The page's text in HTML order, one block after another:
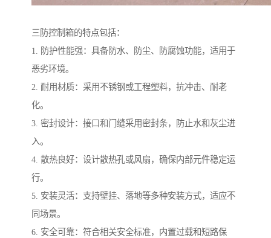
三防控制箱的特点包括：
1. 防护性能强：具备防水、防尘、防腐蚀功能，适用于
恶劣环境。
2. 耐用材质：采用不锈钢或工程塑料，抗冲击、耐老
化。
3. 密封设计：接口和门缝采用密封条，防止水和灰尘进
入。
4. 散热良好：设计散热孔或风扇，确保内部元件稳定运
行。
5. 安装灵活：支持壁挂、落地等多种安装方式，适应不
同场景。
6. 安全可靠：符合相关安全标准，内置过载和短路保